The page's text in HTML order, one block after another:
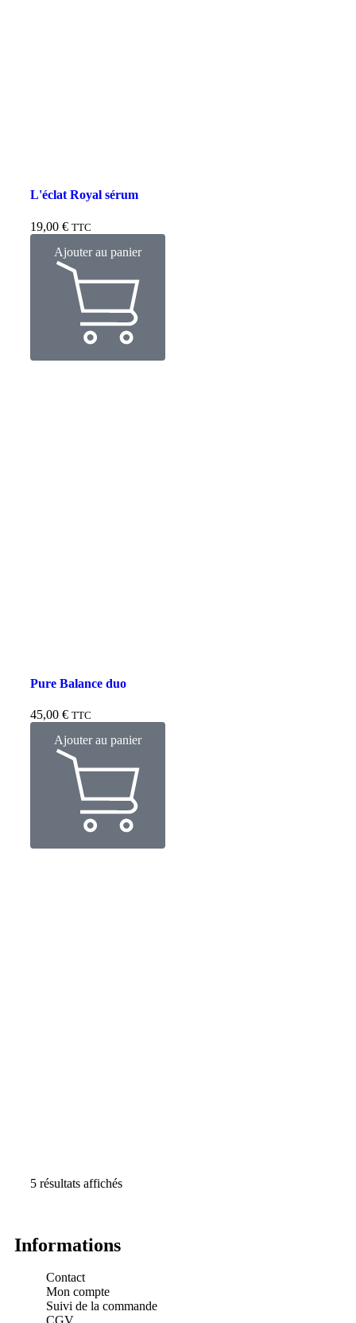
L'éclat Royal sérum
19,00 € TTC
Ajouter au panier
Pure Balance duo
45,00 € TTC
Ajouter au panier
5 résultats affichés
Informations
Contact
Mon compte
Suivi de la commande